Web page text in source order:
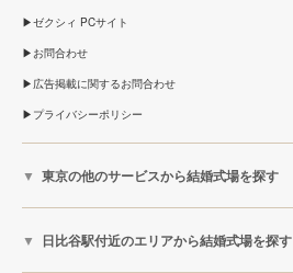
ゼクシィ PCサイト
お問合わせ
広告掲載に関するお問合わせ
プライバシーポリシー
東京の他のサービスから結婚式場を探す
日比谷駅付近のエリアから結婚式場を探す